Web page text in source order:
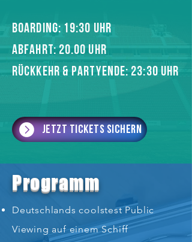
BOARDING: 19:30 UHR
ABFAHRT: 20.o0 UHR
RÜCKKEHR & PARTYENDE: 23:30 UHR
Jetzt Tickets sichern
Programm
Deutschlands coolstest Public
Viewing auf einem Schiff